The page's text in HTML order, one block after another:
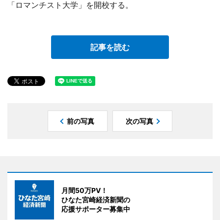
「ロマンチスト大学」を開校する。
記事を読む
前の写真 次の写真
月間50万PV！
ひなた宮崎経済新聞の
応援サポーター募集中